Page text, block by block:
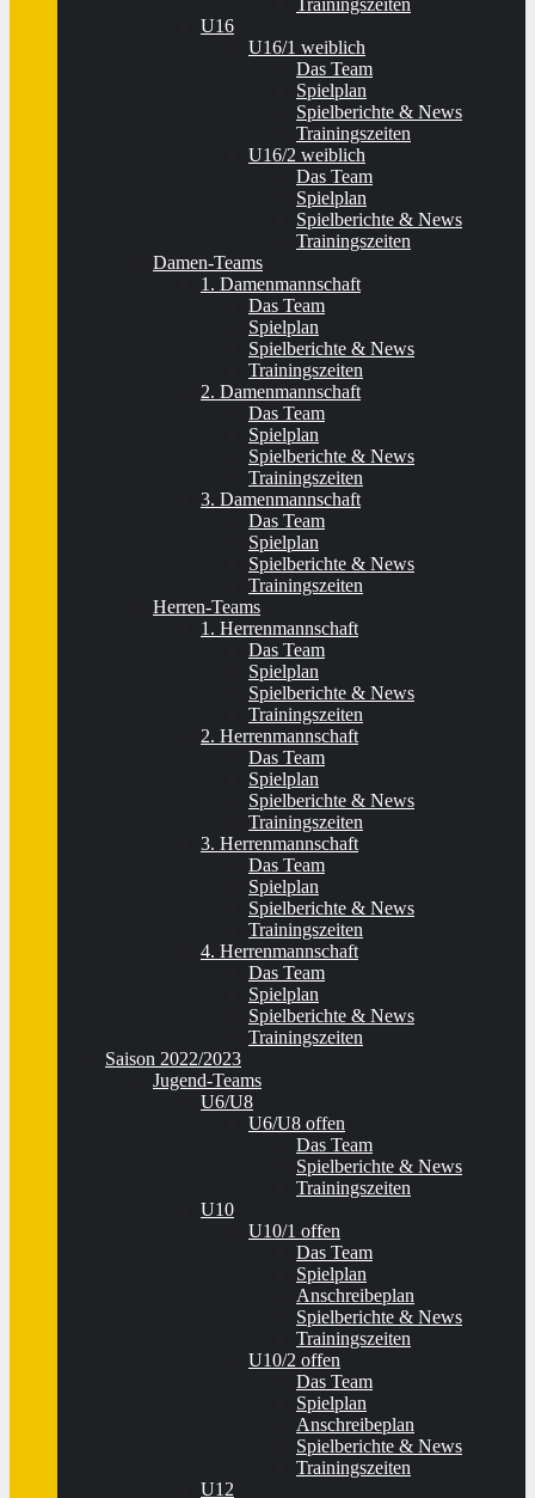
Trainingszeiten
U16
U16/1 weiblich
Das Team
Spielplan
Spielberichte & News
Trainingszeiten
U16/2 weiblich
Das Team
Spielplan
Spielberichte & News
Trainingszeiten
Damen-Teams
1. Damenmannschaft
Das Team
Spielplan
Spielberichte & News
Trainingszeiten
2. Damenmannschaft
Das Team
Spielplan
Spielberichte & News
Trainingszeiten
3. Damenmannschaft
Das Team
Spielplan
Spielberichte & News
Trainingszeiten
Herren-Teams
1. Herrenmannschaft
Das Team
Spielplan
Spielberichte & News
Trainingszeiten
2. Herrenmannschaft
Das Team
Spielplan
Spielberichte & News
Trainingszeiten
3. Herrenmannschaft
Das Team
Spielplan
Spielberichte & News
Trainingszeiten
4. Herrenmannschaft
Das Team
Spielplan
Spielberichte & News
Trainingszeiten
Saison 2022/2023
Jugend-Teams
U6/U8
U6/U8 offen
Das Team
Spielberichte & News
Trainingszeiten
U10
U10/1 offen
Das Team
Spielplan
Anschreibeplan
Spielberichte & News
Trainingszeiten
U10/2 offen
Das Team
Spielplan
Anschreibeplan
Spielberichte & News
Trainingszeiten
U12